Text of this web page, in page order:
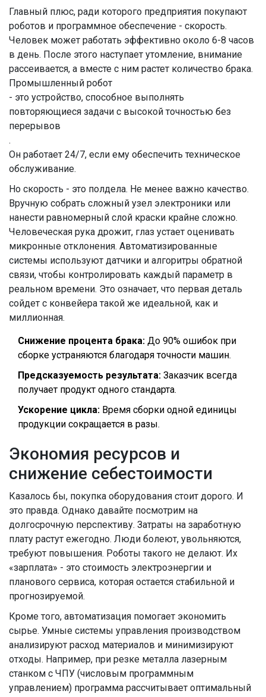
Главный плюс, ради которого предприятия покупают
роботов и программное обеспечение - скорость.
Человек может работать эффективно около 6-8 часов
в день. После этого наступает утомление, внимание
рассеивается, а вместе с ним растет количество брака.
Промышленный робот
- это устройство, способное выполнять
повторяющиеся задачи с высокой точностью без
перерывов
.
Он работает 24/7, если ему обеспечить техническое
обслуживание.
Но скорость - это полдела. Не менее важно качество.
Вручную собрать сложный узел электроники или
нанести равномерный слой краски крайне сложно.
Человеческая рука дрожит, глаз устает оценивать
микронные отклонения. Автоматизированные
системы используют датчики и алгоритры обратной
связи, чтобы контролировать каждый параметр в
реальном времени. Это означает, что первая деталь
сойдет с конвейера такой же идеальной, как и
миллионная.
Снижение процента брака: До 90% ошибок при
сборке устраняются благодаря точности машин.
Предсказуемость результата: Заказчик всегда
получает продукт одного стандарта.
Ускорение цикла: Время сборки одной единицы
продукции сокращается в разы.
Экономия ресурсов и
снижение себестоимости
Казалось бы, покупка оборудования стоит дорого. И
это правда. Однако давайте посмотрим на
долгосрочную перспективу. Затраты на заработную
плату растут ежегодно. Люди болеют, увольняются,
требуют повышения. Роботы такого не делают. Их
«зарплата» - это стоимость электроэнергии и
планового сервиса, которая остается стабильной и
прогнозируемой.
Кроме того, автоматизация помогает экономить
сырье. Умные системы управления производством
анализируют расход материалов и минимизируют
отходы. Например, при резке металла лазерным
станком с ЧПУ (числовым программным
управлением) программа рассчитывает оптимальный